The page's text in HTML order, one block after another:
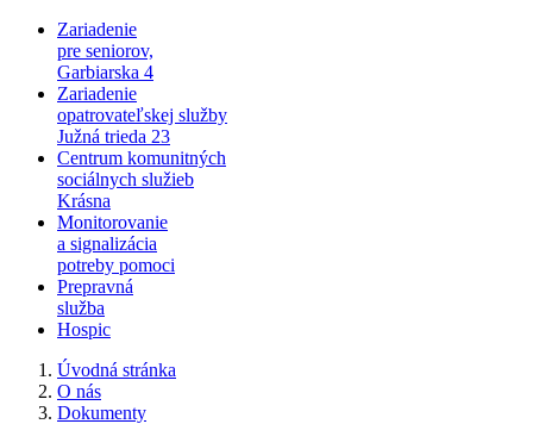
Zariadenie
pre seniorov,
Garbiarska 4
Zariadenie
opatrovateľskej služby
Južná trieda 23
Centrum komunitných
sociálnych služieb
Krásna
Monitorovanie
a signalizácia
potreby pomoci
Prepravná
služba
Hospic
Úvodná stránka
O nás
Dokumenty